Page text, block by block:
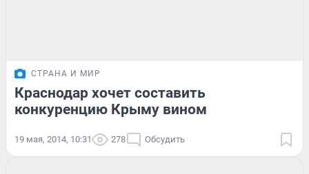
СТРАНА И МИР
Краснодар хочет составить
конкуренцию Крыму вином
19 мая, 2014, 10:31 278 Обсудить